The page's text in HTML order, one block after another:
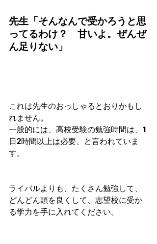
先生「そんなんで受かろうと思
ってるわけ？　甘いよ。ぜんぜ
ん足りない」
これは先生のおっしゃるとおりかもし
れません。
一般的には、高校受験の勉強時間は、1
日2時間以上は必要、と言われていま
す。
ライバルよりも、たくさん勉強して、
どんどん頭を良くして、志望校に受か
る学力を手に入れてください。